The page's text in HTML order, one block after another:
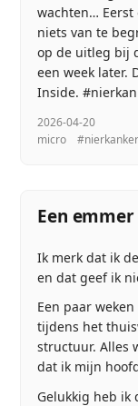
wachten…
niets van te
op de uitleg bij
een week later.
Inside.
2026-04-20
micro
#nierkanker
Een
Ik merk dat ik
en dat geef ik
Een paar
tijdens het
structuur. Alles
dat ik mijn
Gelukkig heb ik